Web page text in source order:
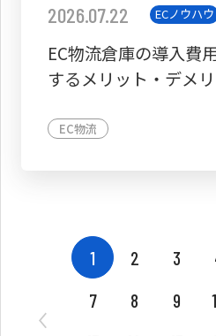
2026.07.22 ECノウハウ
EC物流倉庫の導入費
するメリット・デメ
EC物流
1 2 3
7
8 9